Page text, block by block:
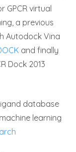
GPCR virtual
a previous
Autodock Vina
and finally
Dock 2013
database
learning